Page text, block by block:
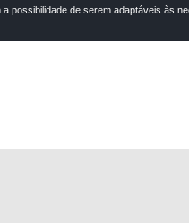
possibilidade de serem adaptáveis